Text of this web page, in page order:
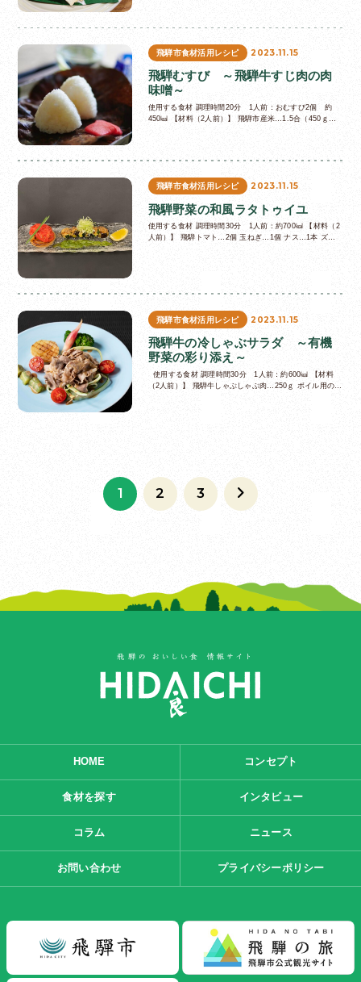
飛騨市食材活用レシピ 2023.11.15
飛騨むすび ～飛騨牛すじ肉の肉
味噌～
使用する食材 調理時間20分 1人前：おむすび2個 約
450㎉ 【材料（2人前）】 飛騨市産米…1.5合（450ｇ）
飛騨市食材活用レシピ 2023.11.15
飛騨野菜の和風ラタトゥイユ
使用する食材 調理時間30分 1人前：約700㎉ 【材料（2
人前）】 飛騨トマト…2個 玉ねぎ…1個 ナス…1本 ズッ
飛騨市食材活用レシピ 2023.11.15
飛騨牛の冷しゃぶサラダ ～有機
野菜の彩り添え～
使用する食材 調理時間30分 1人前：約600㎉ 【材料
（2人前）】 飛騨牛しゃぶしゃぶ肉…250ｇ ボイル用の
1 2 3
HOME コンセプト
食材を探す インタビュー
コラム ニュース
お問い合わせ プライバシーポリシー